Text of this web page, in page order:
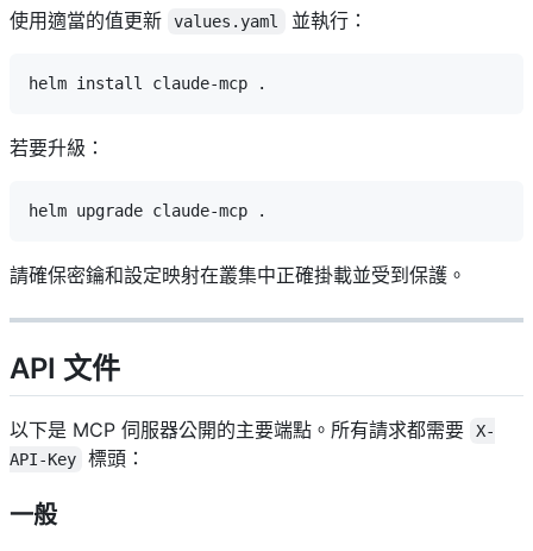
使用適當的值更新 values.yaml 並執行：
若要升級：
請確保密鑰和設定映射在叢集中正確掛載並受到保護。
API 文件
以下是 MCP 伺服器公開的主要端點。所有請求都需要
X-
API-Key
標頭：
一般